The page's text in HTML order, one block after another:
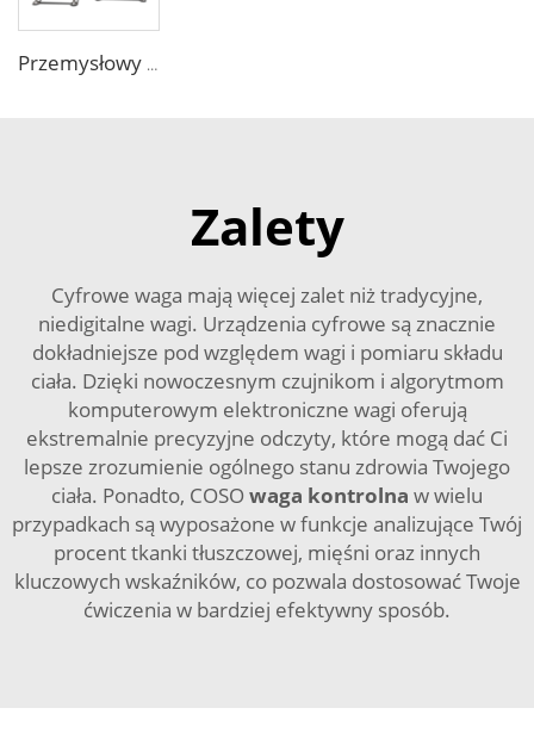
Przemysłowy Rentgenowy Detektor Obcych Ciał w Żywności
Zalety
Cyfrowe waga mają więcej zalet niż tradycyjne,
niedigitalne wagi. Urządzenia cyfrowe są znacznie
dokładniejsze pod względem wagi i pomiaru składu
ciała. Dzięki nowoczesnym czujnikom i algorytmom
komputerowym elektroniczne wagi oferują
ekstremalnie precyzyjne odczyty, które mogą dać Ci
lepsze zrozumienie ogólnego stanu zdrowia Twojego
ciała. Ponadto, COSOwaga kontrolna w wielu
przypadkach są wyposażone w funkcje analizujące Twój
procent tkanki tłuszczowej, mięśni oraz innych
kluczowych wskaźników, co pozwala dostosować Twoje
ćwiczenia w bardziej efektywny sposób.